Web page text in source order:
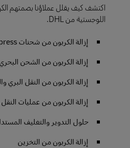
اكتشف كيف يقلل عملاؤنا بصمتهم
اللوجستية من DHL.
إزالة الكربون من شحنات Express
إزالة الكربون من الشحن
إزالة الكربون من النقل البري
إزالة الكربون من عمليات
حلول التدوير والتغليف
إزالة الكربون من التخزين